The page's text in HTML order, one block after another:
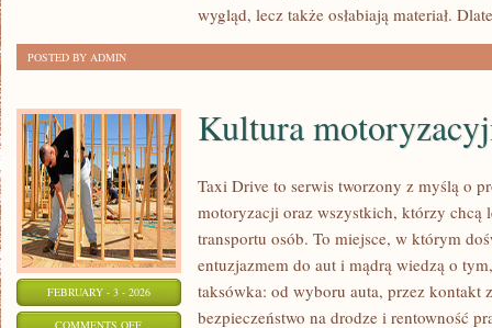
wygląd, lecz także osłabiają materiał.
POSTED BY ADMIN
FEBRUARY - 3 - 2026
COMMENTS OFFON
Kultura
Taxi Drive to serwis tworzony z myślą o
motoryzacji oraz wszystkich, którzy chcą
transportu osób. To miejsce, w którym
entuzjazmem do aut i mądrą wiedzą o
taksówka: od wyboru auta, przez kontakt
bezpieczeństwo na drodze i rentowność